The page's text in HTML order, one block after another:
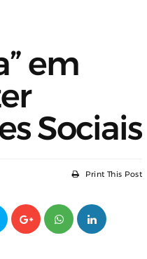
em
Sociais
Print This Post